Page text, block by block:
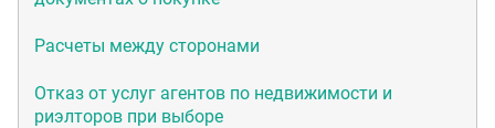
Расчеты между сторонами
Отказ от услуг агентов по недвижимости и
риэлторов при выборе